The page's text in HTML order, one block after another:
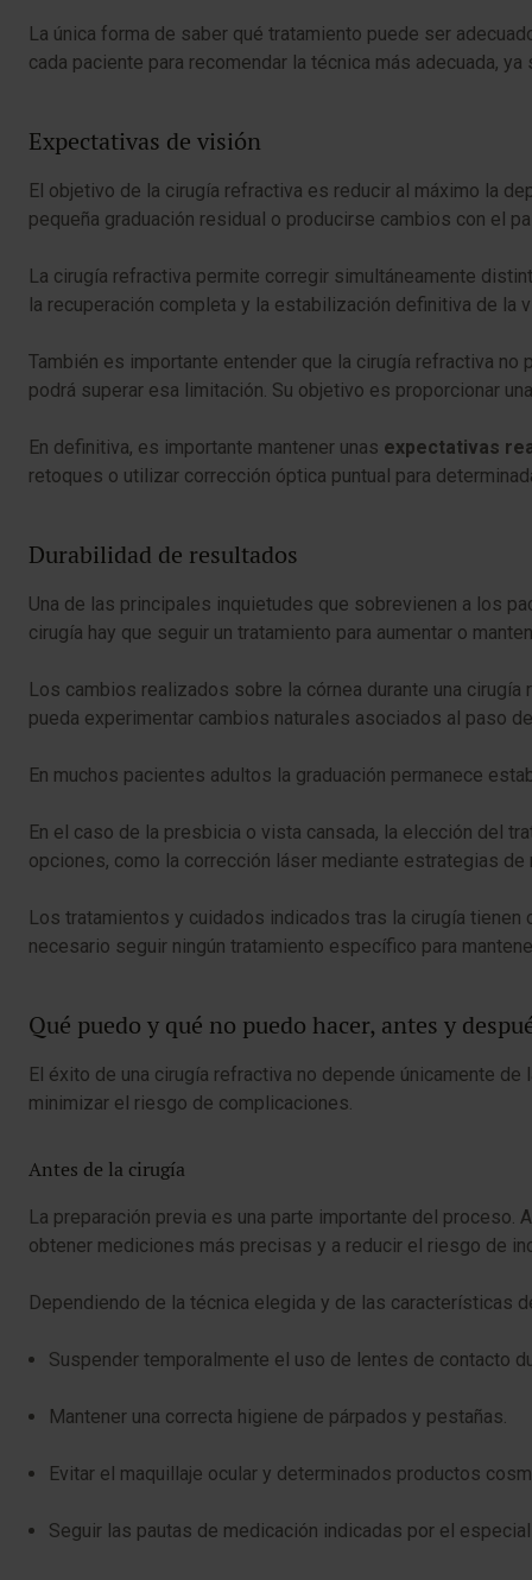
La única forma de saber qué tratamiento puede ser
cada paciente para recomendar la técnica más adecuada,
Expectativas de visión
El objetivo de la cirugía refractiva es reducir al máximo la
pequeña graduación residual o producirse cambios con el
La cirugía refractiva permite corregir simultáneamente
la recuperación completa y la estabilización definitiva de la
También es importante entender que la cirugía refractiva
podrá superar esa limitación. Su objetivo es proporcionar
En definitiva, es importante mantener unas expectativas
retoques o utilizar corrección óptica puntual para
Durabilidad de resultados
Una de las principales inquietudes que sobrevienen a los
cirugía hay que seguir un tratamiento para aumentar o
Los cambios realizados sobre la córnea durante una
pueda experimentar cambios naturales asociados al paso
En muchos pacientes adultos la graduación permanece
En el caso de la presbicia o vista cansada, la elección del
opciones, como la corrección láser mediante estrategias
Los tratamientos y cuidados indicados tras la cirugía
necesario seguir ningún tratamiento específico para
Qué puedo y qué no puedo hacer, antes y
El éxito de una cirugía refractiva no depende únicamente
minimizar el riesgo de complicaciones.
Antes de la cirugía
La preparación previa es una parte importante del
obtener mediciones más precisas y a reducir el riesgo de
Dependiendo de la técnica elegida y de las características
Suspender temporalmente el uso de lentes de contacto
Mantener una correcta higiene de párpados y pestañas.
Evitar el maquillaje ocular y determinados productos
Seguir las pautas de medicación indicadas por el